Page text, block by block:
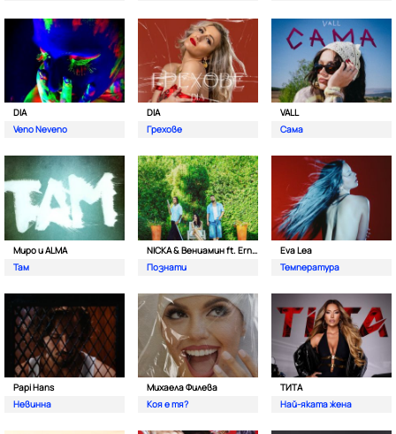
DIA
Veno Neveno
DIA
Грехове
VALL
Сама
Миро и ALMA
Там
NICKA & Вениамин ft. Ernesto Valenzuela
Познати
Eva Lea
Температура
Papi Hans
Невинна
Михаела Филева
Коя е тя?
ТИТА
Най-яката жена